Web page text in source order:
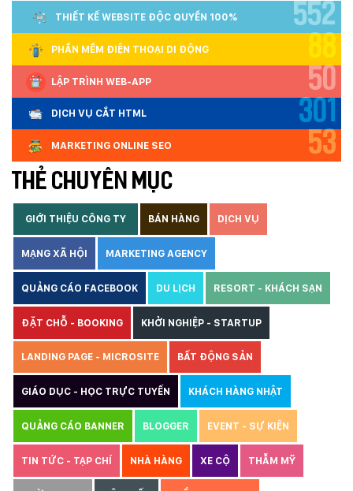
THIẾT KẾ WEBSITE ĐỘC QUYỀN 100% 552
PHẦN MỀM ĐIỆN THOẠI DI ĐỘNG 88
LẬP TRÌNH WEB-APP 50
DỊCH VỤ CẮT HTML 301
MARKETING ONLINE SEO 53
THẺ CHUYÊN MỤC
GIỚI THIỆU CÔNG TY BÁN HÀNG DỊCH VỤ
MẠNG XÃ HỘI MARKETING AGENCY
QUẢNG CÁO FACEBOOK DU LỊCH RESORT - KHÁCH SẠN
ĐẶT CHỖ - BOOKING KHỞI NGHIỆP - STARTUP
LANDING PAGE - MICROSITE BẤT ĐỘNG SẢN
GIÁO DỤC - HỌC TRỰC TUYẾN KHÁCH HÀNG NHẬT
QUẢNG CÁO BANNER BLOGGER EVENT - SỰ KIỆN
TIN TỨC - TẠP CHÍ NHÀ HÀNG XE CỘ THẪM MỸ